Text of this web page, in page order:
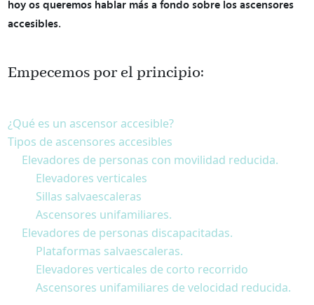
hoy os queremos hablar más a fondo sobre los ascensores
accesibles.
Empecemos por el principio:
¿Qué es un ascensor accesible?
Tipos de ascensores accesibles
Elevadores de personas con movilidad reducida.
Elevadores verticales
Sillas salvaescaleras
Ascensores unifamiliares.
Elevadores de personas discapacitadas.
Plataformas salvaescaleras.
Elevadores verticales de corto recorrido
Ascensores unifamiliares de velocidad reducida.